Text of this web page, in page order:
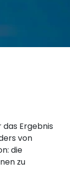
das Ergebnis
von
die
zu